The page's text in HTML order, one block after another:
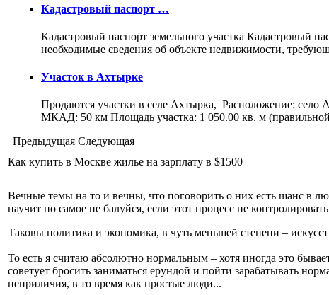
Кадастровый паспорт …
Кадастровый паспорт земельного участка Кадастровый
необходимые сведения об объекте недвижимости,
Участок в Ахтырке
Продаются участки в селе Ахтырка, Расположение: село
МКАД: 50 км Площадь участка: 1 050.00 кв. м
Предыдущая Следующая
Как купить в Москве жилье на зарплату в $1500
Вечные темы на то и вечны, что поговорить о них есть шанс в
научит по самое не балуйся, если этот процесс не контролировать
Таковы политика и экономика, в чуть меньшей степени –
То есть я считаю абсолютно нормальным – хотя иногда это
советует бросить заниматься ерундой и пойти зарабатывать
неприличия, в то время как простые люди...